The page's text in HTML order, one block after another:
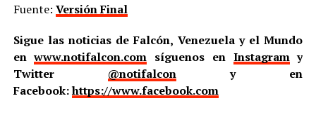
Fuente: Versión Final
Sigue las noticias de Falcón, Venezuela y el Mundo
enwww.notifalcon.com síguenos en Instagramy
Twitter @notifalcony en
Facebook:https://www.facebook.com